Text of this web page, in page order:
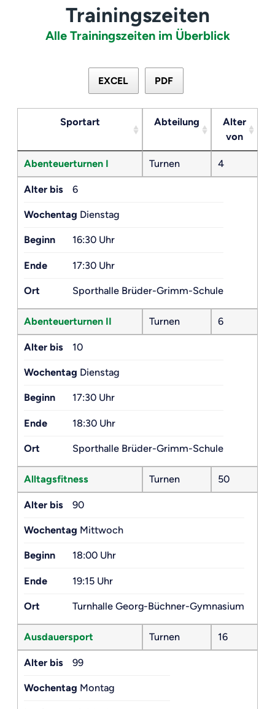
Trainingszeiten
Alle Trainingszeiten im Überblick
EXCEL PDF
Sportart Abteilung
Alter
von
Abenteuerturnen I Turnen 4
Alter bis 6
Wochentag Dienstag
Beginn 16:30 Uhr
Ende 17:30 Uhr
Ort Sporthalle Brüder-Grimm-Schule
Abenteuerturnen II Turnen 6
Alter bis 10
Wochentag Dienstag
Beginn 17:30 Uhr
Ende 18:30 Uhr
Ort Sporthalle Brüder-Grimm-Schule
Alltagsfitness Turnen 50
Alter bis 90
Wochentag Mittwoch
Beginn 18:00 Uhr
Ende 19:15 Uhr
Ort Turnhalle Georg-Büchner-Gymnasium
Ausdauersport Turnen 16
Alter bis 99
Wochentag Montag